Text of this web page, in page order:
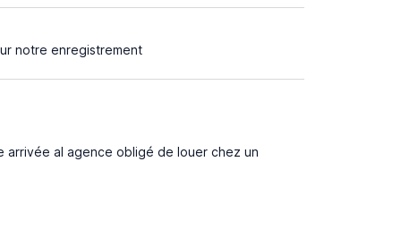
notre enregistrement
al agence obligé de louer chez un